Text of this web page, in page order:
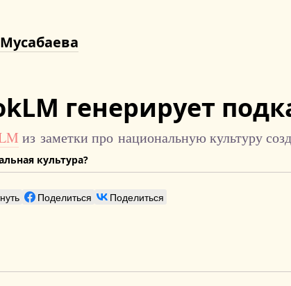
генерирует
из заметки про национальную культуру
культура?
Поделиться Поделиться